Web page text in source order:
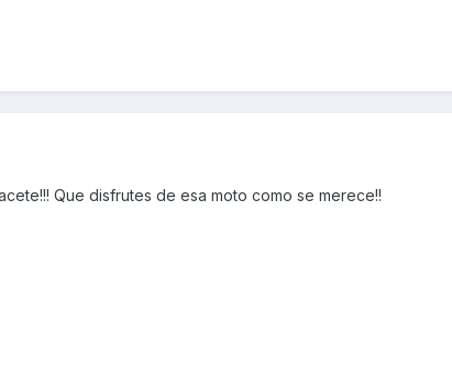
Que disfrutes de esa moto como se merece!!